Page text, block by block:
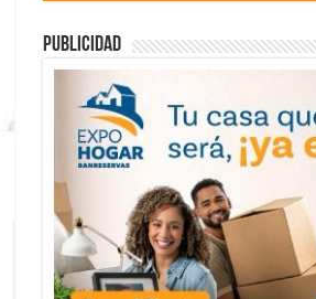
publicidad